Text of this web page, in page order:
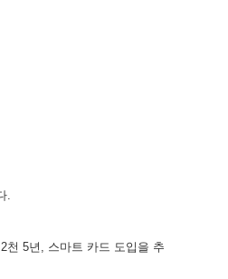
.
천 5년, 스마트 카드 도입을 추